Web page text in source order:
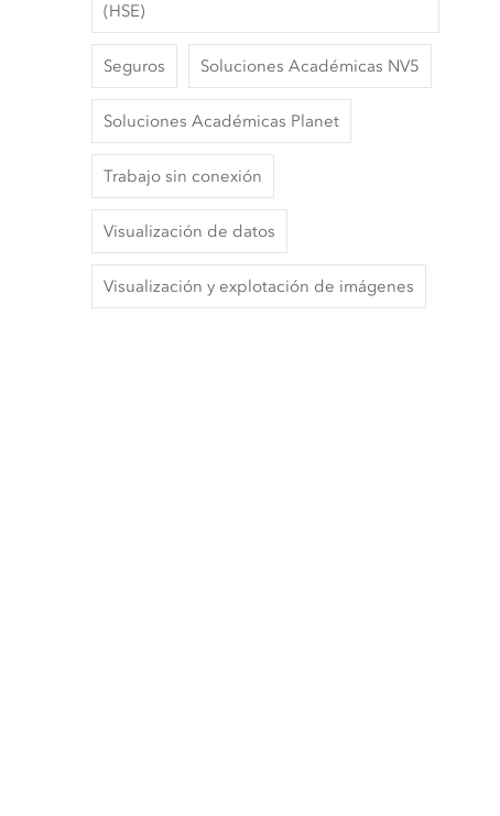
(HSE)
Seguros Soluciones Académicas NV5
Soluciones Académicas Planet
Trabajo sin conexión
Visualización de datos
Visualización y explotación de imágenes